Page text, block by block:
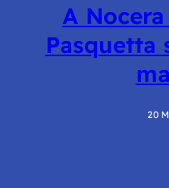
A
Pasquetta
20